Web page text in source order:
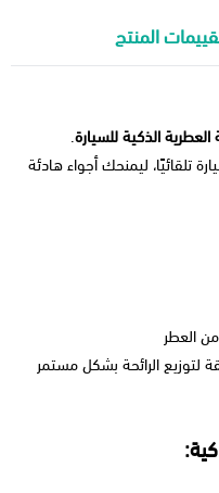
المنتج
العطرية الذكية للسيارة.
تلقائيًا، ليمنحك أجواء هادئة
من العطر
لتوزيع الرائحة بشكل مستمر